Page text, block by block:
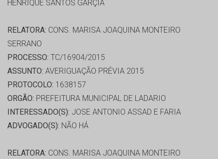
HENRIQUE SANTOS GARÇIA
RELATORA: CONS. MARISA JOAQUINA MONTEIRO
SERRANO
PROCESSO: TC/16904/2015
ASSUNTO: AVERIGUAÇÃO PRÉVIA 2015
PROTOCOLO: 1638157
ORGÃO: PREFEITURA MUNICIPAL DE LADARIO
INTERESSADO(S): JOSE ANTONIO ASSAD E FARIA
ADVOGADO(S): NÃO HÁ
RELATORA: CONS. MARISA JOAQUINA MONTEIRO